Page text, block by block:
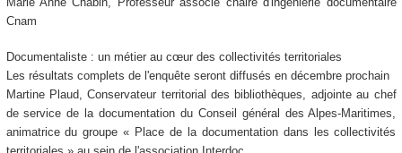
Cnam
Documentaliste : un métier au cœur des collectivités territoriales
Les résultats complets de l'enquête seront diffusés en décembre prochain
Martine Plaud, Conservateur territorial des bibliothèques, adjointe au chef
de service de la documentation du Conseil général des Alpes-Maritimes,
animatrice du groupe « Place de la documentation dans les collectivités